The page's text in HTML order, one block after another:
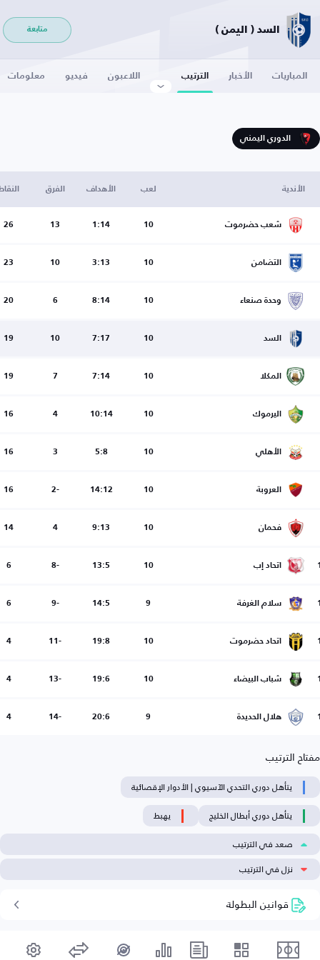
السد ( اليمن ) متابعة
المباريات الأخبار الترتيب اللاعبون فيديو معلومات
الدوري اليمني
الأندية لعب الأهداف الفرق
شعب حضرموت 10
1:14
13
26
التضامن 10
3:13
10
23
وحدة صنعاء 10
8:14
6
20
السد 10
7:17
10
19
المكلا 10
7:14
7
19
اليرموك 10
10:14
4
16
الأهلي 10
5:8
3
16
العروبة 10
14:12
-2
16
فحمان 10
9:13
4
14
اتحاد إب 10
13:5
-8
6
سلام الغرفة 9
14:5
-9
6
اتحاد حضرموت 10
19:8
-11
4
شباب البيضاء 10
19:6
-13
4
هلال الحديدة 9
20:6
-14
4
مفتاح الترتيب
يتأهل دوري التحدي الآسيوي | الأدوار الإقصائية
يتأهل دوري أبطال الخليج
يهبط
صعد في الترتيب
نزل في الترتيب
قوانين البطولة